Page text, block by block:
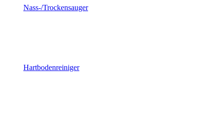
Nass-/Trockensauger
Hartbodenreiniger